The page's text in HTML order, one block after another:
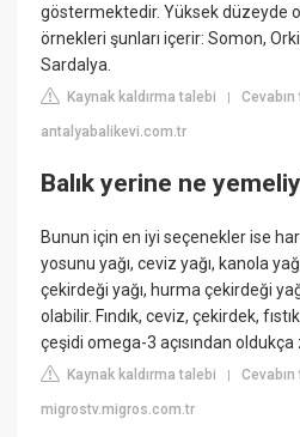
göstermektedir. Yüksek düzeyde
örnekleri şunları içerir: Somon,
Sardalya.
Kaynak kaldırma talebi |
antalyabalikevi.com.tr
Balık yerine ne
Bunun için en iyi seçenekler ise
yosunu yağı, ceviz yağı, kanola
çekirdeği yağı, hurma çekirdeği
olabilir. Fındık, ceviz, çekirdek,
çeşidi omega-3 açısından oldukça
Kaynak kaldırma talebi |
migrostv.migros.com.tr